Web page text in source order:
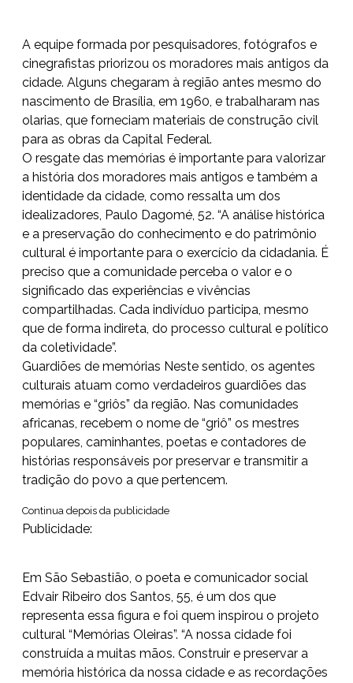
A equipe formada por pesquisadores, fotógrafos e
cinegrafistas priorizou os moradores mais antigos da
cidade. Alguns chegaram à região antes mesmo do
nascimento de Brasília, em 1960, e trabalharam nas
olarias, que forneciam materiais de construção civil
para as obras da Capital Federal.
O resgate das memórias é importante para valorizar
a história dos moradores mais antigos e também a
identidade da cidade, como ressalta um dos
idealizadores, Paulo Dagomé, 52. “A análise histórica
e a preservação do conhecimento e do patrimônio
cultural é importante para o exercício da cidadania. É
preciso que a comunidade perceba o valor e o
significado das experiências e vivências
compartilhadas. Cada indivíduo participa, mesmo
que de forma indireta, do processo cultural e político
da coletividade”.
Guardiões de memórias Neste sentido, os agentes
culturais atuam como verdadeiros guardiões das
memórias e “griôs” da região. Nas comunidades
africanas, recebem o nome de “griô” os mestres
populares, caminhantes, poetas e contadores de
histórias responsáveis por preservar e transmitir a
tradição do povo a que pertencem.
Continua depois da publicidade
Publicidade:
Em São Sebastião, o poeta e comunicador social
Edvair Ribeiro dos Santos, 55, é um dos que
representa essa figura e foi quem inspirou o projeto
cultural “Memórias Oleiras”. “A nossa cidade foi
construída a muitas mãos. Construir e preservar a
memória histórica da nossa cidade e as recordações